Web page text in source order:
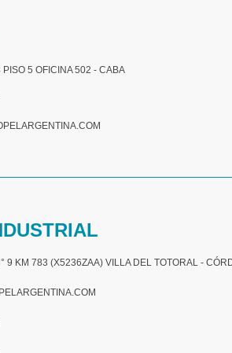
5 OFICINA 502 - CABA
9 KM 783 (X5236ZAA) VILLA DEL TOTORAL -